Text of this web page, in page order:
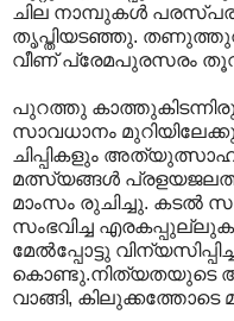
ചില നാമ്പുകള്‍
തൃപ്തിയടഞ്ഞു.
വീണ് പ്രേമപുരസരം
പുറത്തു
സാവധാനം
ചിപ്പികളും
മത്സ്യങ്ങള്‍
മാംസം രുചിച്ചു. കടല്‍
സംഭവിച്ച
മേല്‍പ്പോട്ടു
കൊണ്ടു.നിത്യതയുടെ
വാങ്ങി, കിലുക്കത്തോടെ